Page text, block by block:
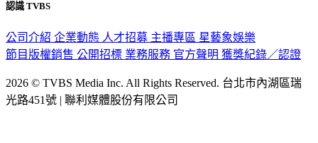
認識 TVBS
公司介紹 企業動態 人才招募 主播專區 星藝象娛樂
節目版權銷售 公開招標 業務服務 官方聲明 獲獎紀錄／認證
2026 © TVBS Media Inc. All Rights Reserved. 台北市內湖區瑞
光路451號 | 聯利媒體股份有限公司